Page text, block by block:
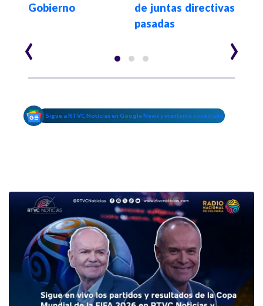
Gobierno
de juntas directivas
pasadas
‹ ›
Sigue a RTVC Noticias en Google News y mantente conectado